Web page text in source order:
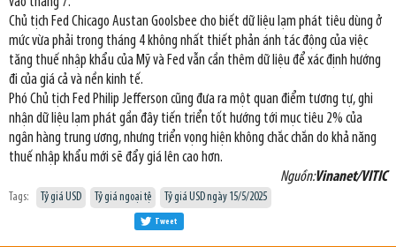
Chủ tịch Fed Chicago Austan Goolsbee cho biết dữ liệu lạm phát tiêu dùng ở
mức vừa phải trong tháng 4 không nhất thiết phản ánh tác động của việc
tăng thuế nhập khẩu của Mỹ và Fed vẫn cần thêm dữ liệu để xác định hướng
đi của giá cả và nền kinh tế.
Phó Chủ tịch Fed Philip Jefferson cũng đưa ra một quan điểm tương tự, ghi
nhận dữ liệu lạm phát gần đây tiến triển tốt hướng tới mục tiêu 2% của
ngân hàng trung ương, nhưng triển vọng hiện không chắc chắn do khả năng
thuế nhập khẩu mới sẽ đẩy giá lên cao hơn.
Nguồn:Vinanet/VITIC
Tags: Tỷ giá USD Tỷ giá ngoại tệ Tỷ giá USD ngày 15/5/2025
Tweet